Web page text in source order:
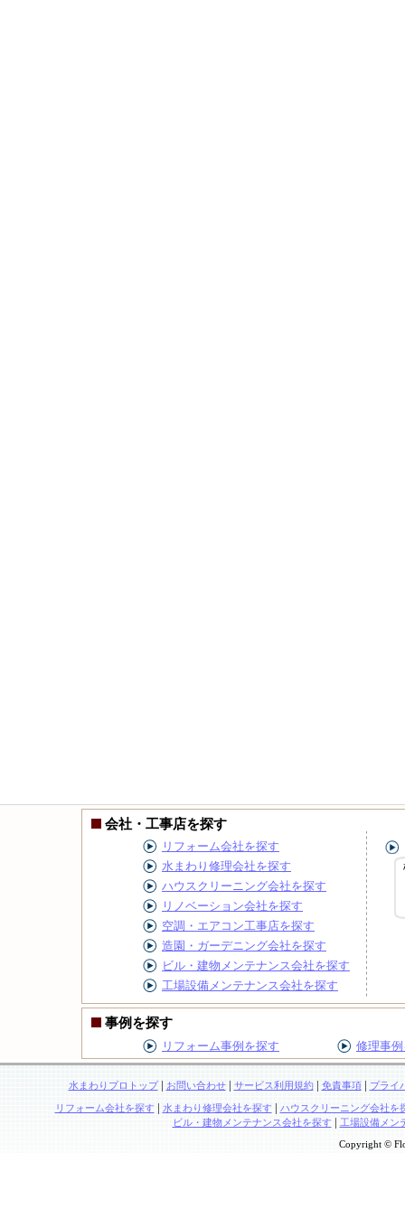
会社・工事店を探す
リフォーム会社を探す
水まわり修理会社を探す
ハウスクリーニング会社を探す
リノベーション会社を探す
空調・エアコン工事店を探す
造園・ガーデニング会社を探す
ビル・建物メンテナンス会社を探す
工場設備メンテナンス会社を探す
事例を探す
リフォーム事例を探す 修理事
水まわりプロトップ| お問い合わせ| サービス利用規約| 免責事項| プライ
リフォーム会社を探す | 水まわり修理会社を探す | ハウスクリーニング会社を
ビル・建物メンテナンス会社を探す| 工場設備メン
Copyright ©